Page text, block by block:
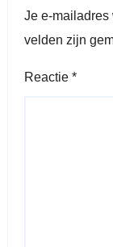
Je e-mailadres
velden zijn
Reactie *